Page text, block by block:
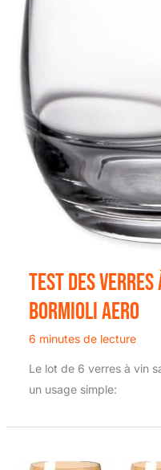
Test Des Verres
Bormioli Aero
6 minutes de lecture
Le lot de 6 verres à vin
un usage simple: